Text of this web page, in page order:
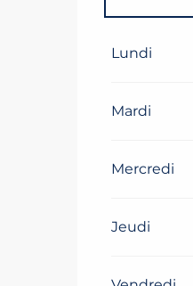
Lundi
Mardi
Mercredi
Jeudi